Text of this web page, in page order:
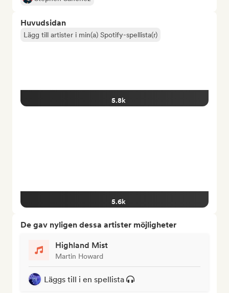
Huvudsidan
Lägg till artister i min(a) Spotify-spellista(r)
5.8k
5.6k
De gav nyligen dessa artister möjligheter
Highland Mist
Martin Howard
Läggs till i en spellista